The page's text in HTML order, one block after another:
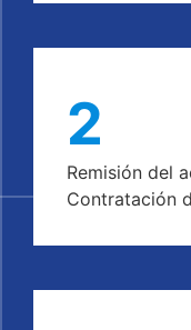
2
Remisión del
Contratación